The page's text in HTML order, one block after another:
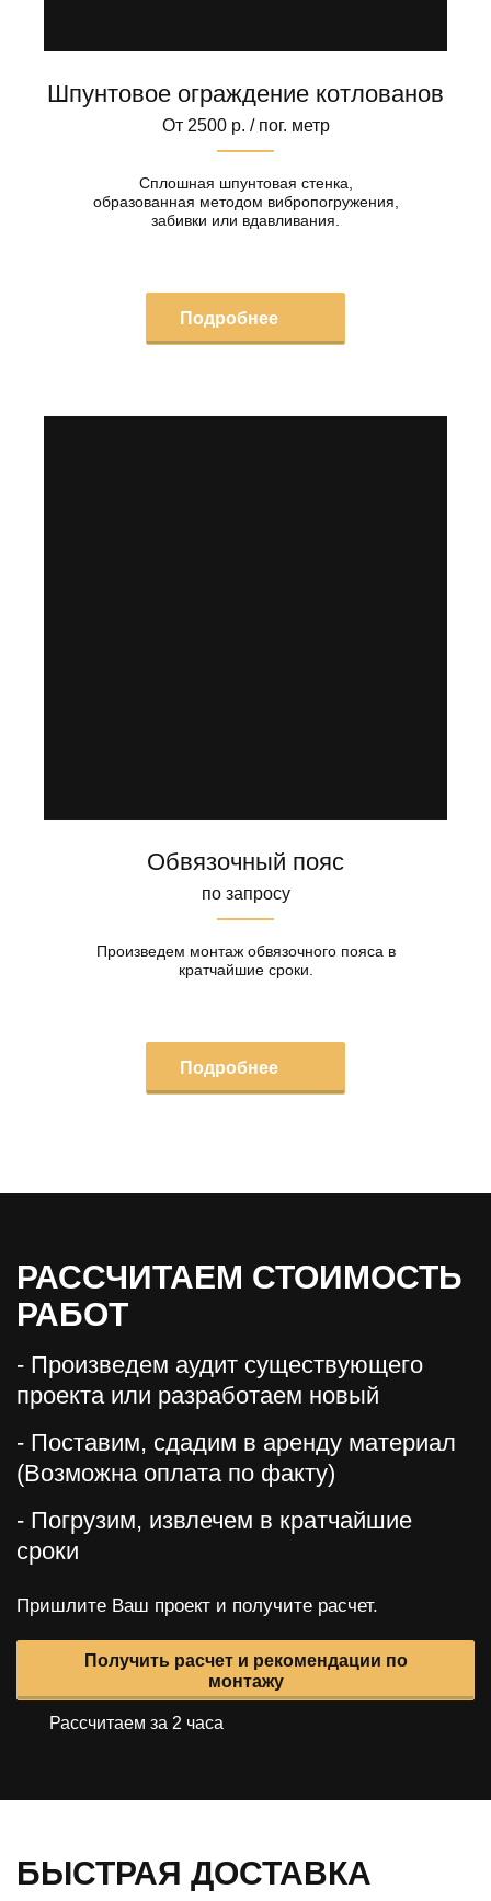
Шпунтовое ограждение котлованов
От 2500 р. / пог. метр
Сплошная шпунтовая стенка,
образованная методом вибропогружения,
забивки или вдавливания.
Подробнее
Обвязочный пояс
по запросу
Произведем монтаж обвязочного пояса в
кратчайшие сроки.
Подробнее
РАССЧИТАЕМ СТОИМОСТЬ
РАБОТ
- Произведем аудит существующего
проекта или разработаем новый
- Поставим, сдадим в аренду материал
(Возможна оплата по факту)
- Погрузим, извлечем в кратчайшие
сроки
Пришлите Ваш проект и получите расчет.
Получить расчет и рекомендации по
монтажу
Рассчитаем за 2 часа
БЫСТРАЯ ДОСТАВКА